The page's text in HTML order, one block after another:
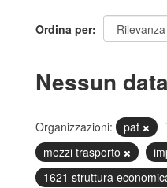
Ordina per
Nessun
Organizzazioni: pat
mezzi trasporto
1621 struttura